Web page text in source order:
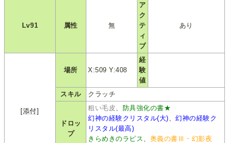
Lv91 属性 無
ア
ク
テ
ィ
ブ
あり
[添付]
場所 X:509 Y:408
経
験
値
スキル
クラッチ
ドロッ
プ
粗い毛皮
防具強化の書★
幻神の経験クリスタル(大) 、幻神の経験ク
リスタル(最高)
きらめきのラピス
奥義の書Ⅲ・幻影夜